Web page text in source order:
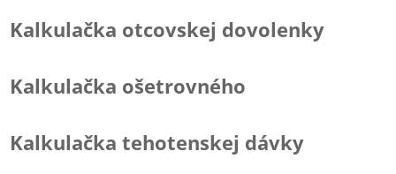
Kalkulačka otcovskej dovolenky
Kalkulačka ošetrovného
Kalkulačka tehotenskej dávky